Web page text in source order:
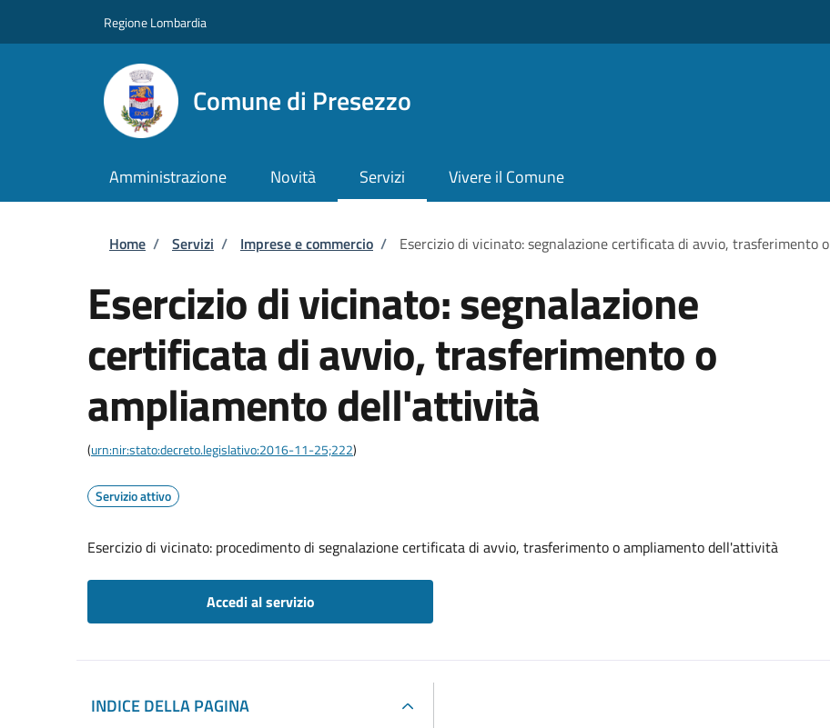
Regione Lombardia
Comune di Presezzo
Amministrazione Novità Servizi Vivere il Comune
Briciole di pane
Home / Servizi / Imprese e commercio / Esercizio di vicinato: segnalazione certificata di avvio, trasferimento
Esercizio di vicinato: segnalazione
certificata di avvio, trasferimento o
ampliamento dell'attività
(urn:nir:stato:decreto.legislativo:2016-11-25;222)
Servizio attivo
Esercizio di vicinato: procedimento di segnalazione certificata di avvio, trasferimento o ampliamento dell'attività
Accedi al servizio
INDICE DELLA PAGINA